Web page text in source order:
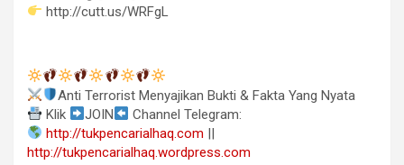
http://cutt.us/WRFgL
Anti Terrorist Menyajikan Bukti & Fakta Yang Nyata
Klik
JOIN
Channel Telegram:
http://tukpencarialhaq.com ||
http://tukpencarialhaq.wordpress.com